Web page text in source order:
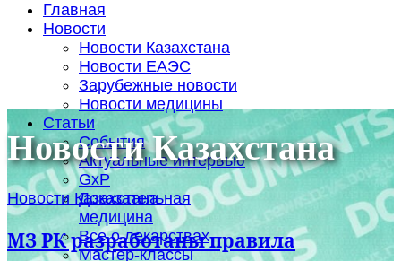
Главная
Новости
Новости Казахстана
Новости ЕАЭС
Зарубежные новости
Новости медицины
Статьи
События
Актуальные интервью
GxP
Доказательная
медицина
Все о лекарствах
Мастер-классы
Новости Казахстана
Новости Казахстана
МЗ РК разработаны правила